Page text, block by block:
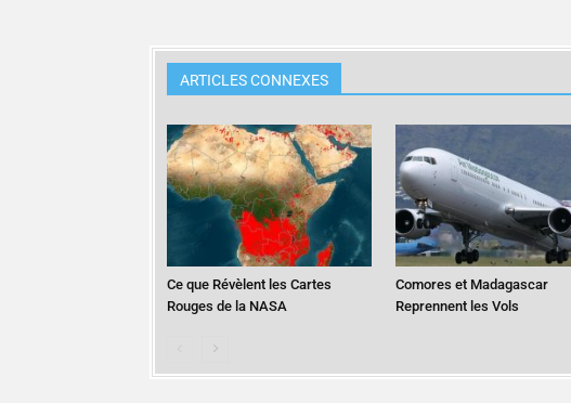
ARTICLES CONNEXES
Ce que Révèlent les Cartes
Rouges de la NASA
Comores et Madagascar
Reprennent les Vols